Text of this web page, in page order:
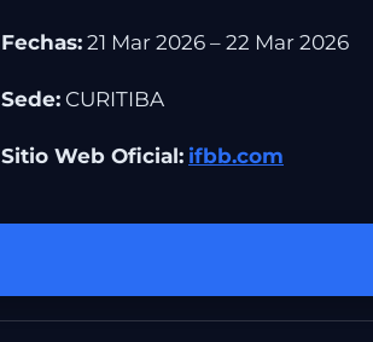
Fechas: 21 Mar 2026 – 22 Mar 2026
Sede: CURITIBA
Sitio Web Oficial: ifbb.com